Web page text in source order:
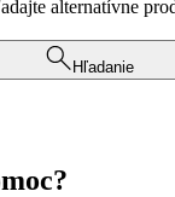
alternatívne
Hľadanie